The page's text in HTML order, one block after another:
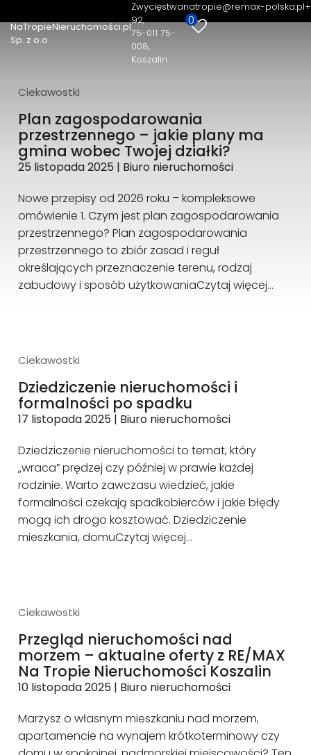
NaTropieNieruchomości.pl
Sp. z o.o.
Zwycięstwa
92
75-011 75-
008,
Koszalin
natropie@remax-polska.pl
0
NaTropieNieruchomości.pl Sp. z o.o.
+48 883 334 408
Ciekawostki
Plan zagospodarowania
przestrzennego – jakie plany ma
gmina wobec Twojej działki?
25 listopada 2025 | Biuro nieruchomości
Nowe przepisy od 2026 roku – kompleksowe
omówienie 1. Czym jest plan zagospodarowania
przestrzennego? Plan zagospodarowania
przestrzennego to zbiór zasad i reguł
określających przeznaczenie terenu, rodzaj
zabudowy i sposób użytkowaniaCzytaj więcej…
Ciekawostki
Dziedziczenie nieruchomości i
formalności po spadku
17 listopada 2025 | Biuro nieruchomości
Dziedziczenie nieruchomości to temat, który
„wraca” prędzej czy później w prawie każdej
rodzinie. Warto zawczasu wiedzieć, jakie
formalności czekają spadkobierców i jakie błędy
mogą ich drogo kosztować. Dziedziczenie
mieszkania, domuCzytaj więcej…
Ciekawostki
Przegląd nieruchomości nad
morzem – aktualne oferty z RE/MAX
Na Tropie Nieruchomości Koszalin
10 listopada 2025 | Biuro nieruchomości
Marzysz o własnym mieszkaniu nad morzem,
apartamencie na wynajem krótkoterminowy czy